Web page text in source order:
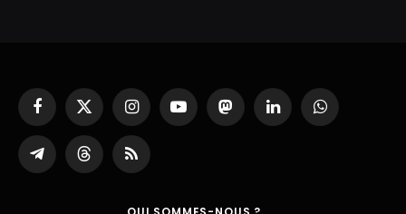
Facebook
X
(Twitter)
InstagramYouTubeMastodonLinkedInWhatsApp
Partager
sur
ThreadsRSS